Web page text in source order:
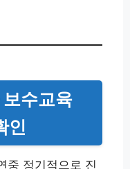
수교육
인
중 정기적으로 진